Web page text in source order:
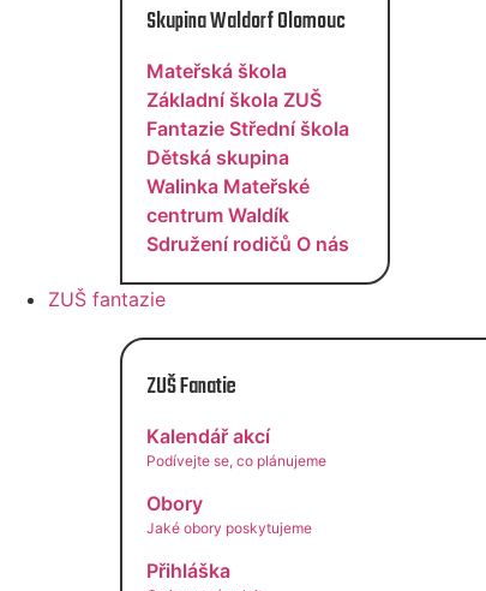
Skupina Waldorf Olomouc
Mateřská škola
Základní škola ZUŠ
Fantazie Střední škola
Dětská skupina
Walinka Mateřské
centrum Waldík
Sdružení rodičů O nás
ZUŠ fantazie
ZUŠ Fanatie
Kalendář akcí
Podívejte se, co plánujeme
Obory
Jaké obory poskytujeme
Přihláška